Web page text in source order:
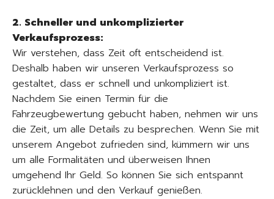
2. Schneller und unkomplizierter
Verkaufsprozess:
Wir verstehen, dass Zeit oft entscheidend ist.
Deshalb haben wir unseren Verkaufsprozess so
gestaltet, dass er schnell und unkompliziert ist.
Nachdem Sie einen Termin für die
Fahrzeugbewertung gebucht haben, nehmen wir uns
die Zeit, um alle Details zu besprechen. Wenn Sie mit
unserem Angebot zufrieden sind, kümmern wir uns
um alle Formalitäten und überweisen Ihnen
umgehend Ihr Geld. So können Sie sich entspannt
zurücklehnen und den Verkauf genießen.